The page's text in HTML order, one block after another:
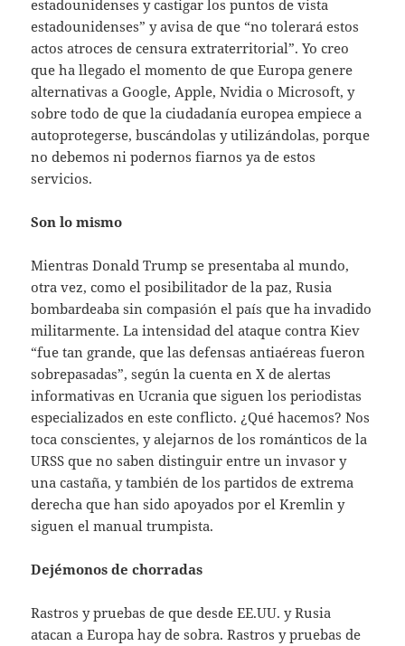
estadounidenses y castigar los puntos de vista
estadounidenses” y avisa de que “no tolerará estos
actos atroces de censura extraterritorial”. Yo creo
que ha llegado el momento de que Europa genere
alternativas a Google, Apple, Nvidia o Microsoft, y
sobre todo de que la ciudadanía europea empiece a
autoprotegerse, buscándolas y utilizándolas, porque
no debemos ni podernos fiarnos ya de estos
servicios.
Son lo mismo
Mientras Donald Trump se presentaba al mundo,
otra vez, como el posibilitador de la paz, Rusia
bombardeaba sin compasión el país que ha invadido
militarmente. La intensidad del ataque contra Kiev
“fue tan grande, que las defensas antiaéreas fueron
sobrepasadas”, según la cuenta en X de alertas
informativas en Ucrania que siguen los periodistas
especializados en este conflicto. ¿Qué hacemos? Nos
toca conscientes, y alejarnos de los románticos de la
URSS que no saben distinguir entre un invasor y
una castaña, y también de los partidos de extrema
derecha que han sido apoyados por el Kremlin y
siguen el manual trumpista.
Dejémonos de chorradas
Rastros y pruebas de que desde EE.UU. y Rusia
atacan a Europa hay de sobra. Rastros y pruebas de